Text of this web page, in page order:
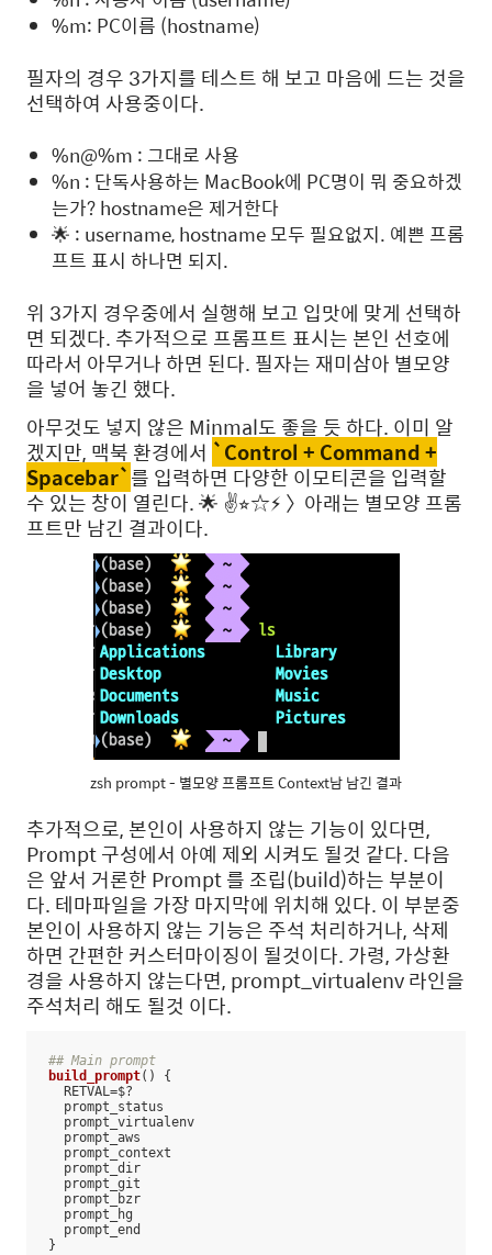
%m: PC이름 (hostname)
필자의 경우 3가지를 테스트 해 보고 마음에 드는 것을
선택하여 사용중이다.
%n@%m : 그대로 사용
%n : 단독사용하는 MacBook에 PC명이 뭐 중요하겠
는가? hostname은 제거한다
🌟 : username, hostname 모두 필요없지. 예쁜 프롬
프트 표시 하나면 되지.
위 3가지 경우중에서 실행해 보고 입맛에 맞게 선택하
면 되겠다. 추가적으로 프롬프트 표시는 본인 선호에
따라서 아무거나 하면 된다. 필자는 재미삼아 별모양
을 넣어 놓긴 했다.
아무것도 넣지 않은 Minmal도 좋을 듯 하다. 이미 알
겠지만, 맥북 환경에서 `Control + Command +
Spacebar`를 입력하면 다양한 이모티콘을 입력할
수 있는 창이 열린다. 🌟 ✌️⭐︎☆⚡︎ 〉 아래는 별모양 프롬
프트만 남긴 결과이다.
zsh prompt - 별모양 프롬프트 Context남 남긴 결과
추가적으로, 본인이 사용하지 않는 기능이 있다면,
Prompt 구성에서 아예 제외 시켜도 될것 같다. 다음
은 앞서 거론한 Prompt 를 조립(build)하는 부분이
다. 테마파일을 가장 마지막에 위치해 있다. 이 부분중
본인이 사용하지 않는 기능은 주석 처리하거나, 삭제
하면 간편한 커스터마이징이 될것이다. 가령, 가상환
경을 사용하지 않는다면, prompt_virtualenv 라인을
주석처리 해도 될것 이다.
## Main prompt
build_prompt() {
  RETVAL=$?
  prompt_status
  prompt_virtualenv
  prompt_aws
  prompt_context
  prompt_dir
  prompt_git
  prompt_bzr
  prompt_hg
  prompt_end
}